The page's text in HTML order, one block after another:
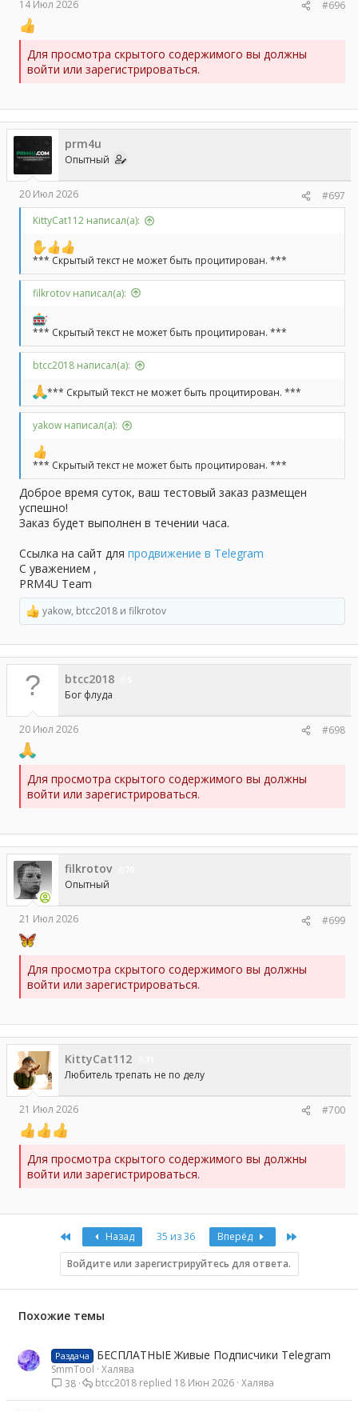
14 Июл 2026 #696
Для просмотра скрытого содержимого вы должны
войти или зарегистрироваться.
prm4u
Опытный
20 Июл 2026
#697
KittyCat112 написал(а):
*** Скрытый текст не может быть процитирован. ***
filkrotov написал(а):
*** Скрытый текст не может быть процитирован. ***
btcc2018 написал(а):
*** Скрытый текст не может быть процитирован. ***
yakow написал(а):
*** Скрытый текст не может быть процитирован. ***
Доброе время суток, ваш тестовый заказ размещен
успешно!
Заказ будет выполнен в течении часа.
Ссылка на сайт для продвижение в Telegram
С уважением ,
PRM4U Team
Р
е
а
к
ц
и
и
yakow, btcc2018 и filkrotov
btcc2018
Бог флуда
20 Июл 2026 #698
Для просмотра скрытого содержимого вы должны
войти или зарегистрироваться.
filkrotov
Опытный
21 Июл 2026 #699
Для просмотра скрытого содержимого вы должны
войти или зарегистрироваться.
KittyCat112
Любитель трепать не по делу
21 Июл 2026 #700
Для просмотра скрытого содержимого вы должны
войти или зарегистрироваться.
Назад 35 из 36 Вперёд
Войдите или зарегистрируйтесь для ответа.
Похожие темы
Раздача БЕСПЛАТНЫЕ Живые Подписчики Telegram
SmmTool Халява
38
Халява
18 Июн 2026
btcc2018